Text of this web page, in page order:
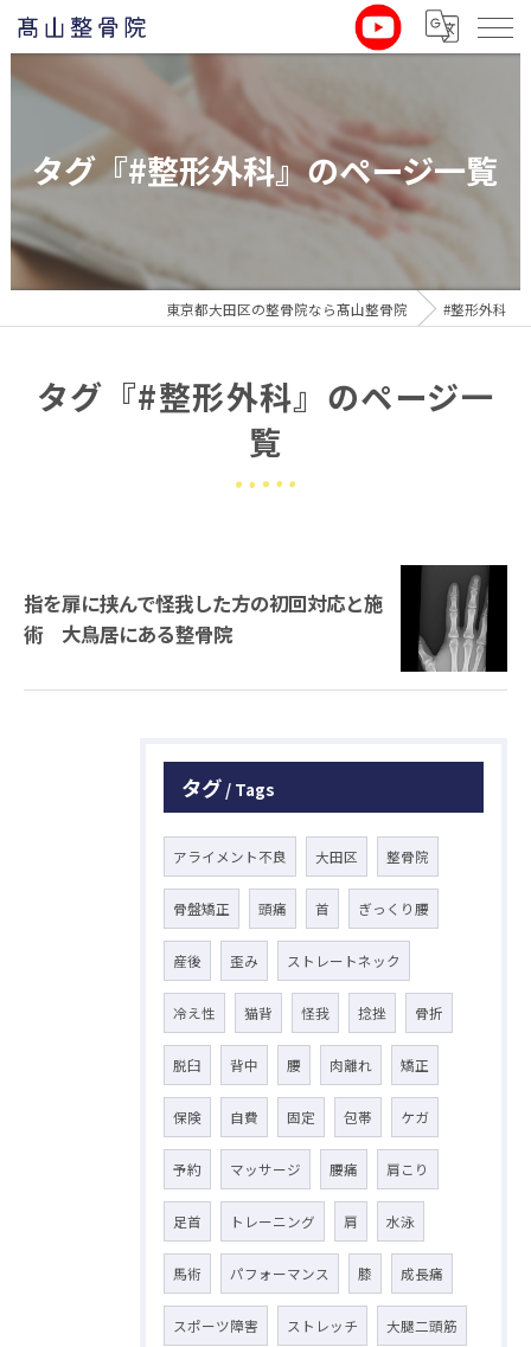
タグ『#整形外科』のページ一覧
東京都大田区の整骨院なら髙山整骨院 #整形外科
タグ『#整形外科』のページ一
覧
指を扉に挟んで怪我した方の初回対応と施
術 大鳥居にある整骨院
タグ Tags
アライメント不良 大田区 整骨院
骨盤矯正 頭痛 首 ぎっくり腰
産後 歪み ストレートネック
冷え性 猫背 怪我 捻挫 骨折
脱臼 背中 腰 肉離れ 矯正
保険 自費 固定 包帯 ケガ
予約 マッサージ 腰痛 肩こり
足首 トレーニング 肩 水泳
馬術 パフォーマンス 膝 成長痛
スポーツ障害 ストレッチ 大腿二頭筋